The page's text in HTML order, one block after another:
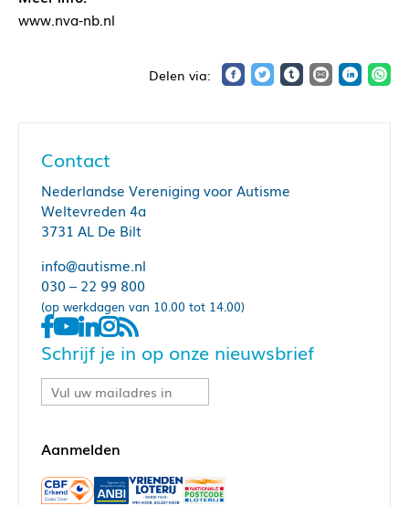
www.nva-nb.nl
Contact
Nederlandse Vereniging voor Autisme
Weltevreden 4a
3731 AL De Bilt
info@autisme.nl
030 – 22 99 800
(op werkdagen van 10.00 tot 14.00)
Schrijf je in op onze nieuwsbrief